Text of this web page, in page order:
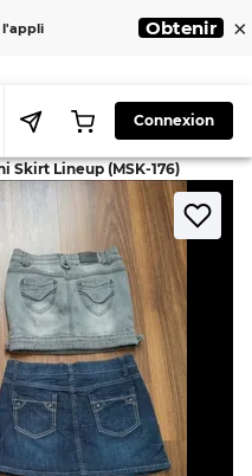
l'appli Obtenir ×
Connexion
Skirt Lineup (MSK-176)